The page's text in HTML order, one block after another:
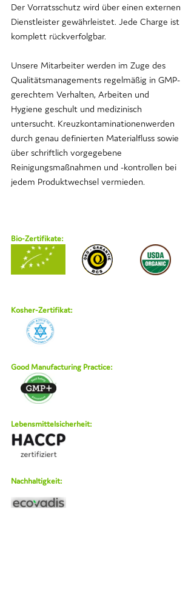
Der Vorratsschutz wird über einen externen
Dienstleister gewährleistet. Jede Charge ist
komplett rückverfolgbar.
Unsere Mitarbeiter werden im Zuge des
Qualitätsmanagements regelmäßig in GMP-
gerechtem Verhalten, Arbeiten und
Hygiene geschult und medizinisch
untersucht. Kreuzkontaminationenwerden
durch genau definierten Materialfluss sowie
über schriftlich vorgegebene
Reinigungsmaßnahmen und -kontrollen bei
jedem Produktwechsel vermieden.
Bio-Zertifikate:
Kosher-Zertifikat:
Good Manufacturing Practice:
Lebensmittelsicherheit:
Nachhaltigkeit: